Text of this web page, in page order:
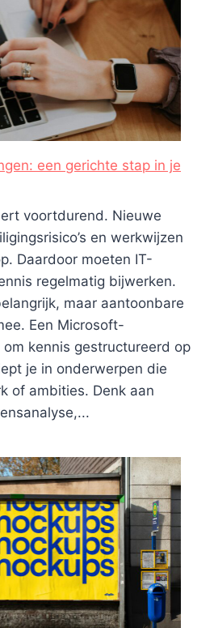
een gerichte stap in je
voortdurend. Nieuwe
en werkwijzen
Daardoor moeten IT-
regelmatig bijwerken.
maar aantoonbare
Een Microsoft-
kennis gestructureerd op
je in onderwerpen die
of ambities. Denk aan